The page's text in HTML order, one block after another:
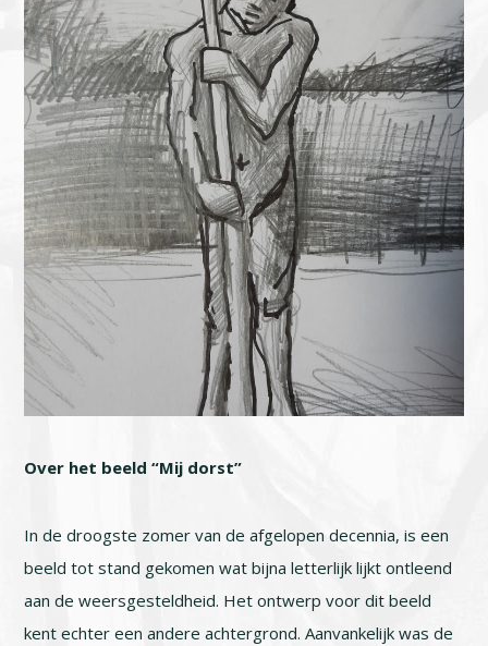
Over het beeld “Mij dorst”
In de droogste zomer van de afgelopen decennia, is een
beeld tot stand gekomen wat bijna letterlijk lijkt ontleend
aan de weersgesteldheid. Het ontwerp voor dit beeld
kent echter een andere achtergrond. Aanvankelijk was de